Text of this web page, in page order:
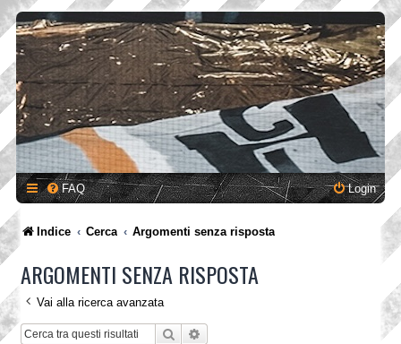
FAQ Login
Indice Cerca Argomenti senza risposta
ARGOMENTI SENZA RISPOSTA
Vai alla ricerca avanzata
Cerca